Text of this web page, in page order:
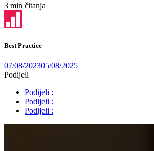
3 min čitanja
Best Practice
07/08/202305/08/2025
Podijeli
Podijeli :
Podijeli :
Podijeli :